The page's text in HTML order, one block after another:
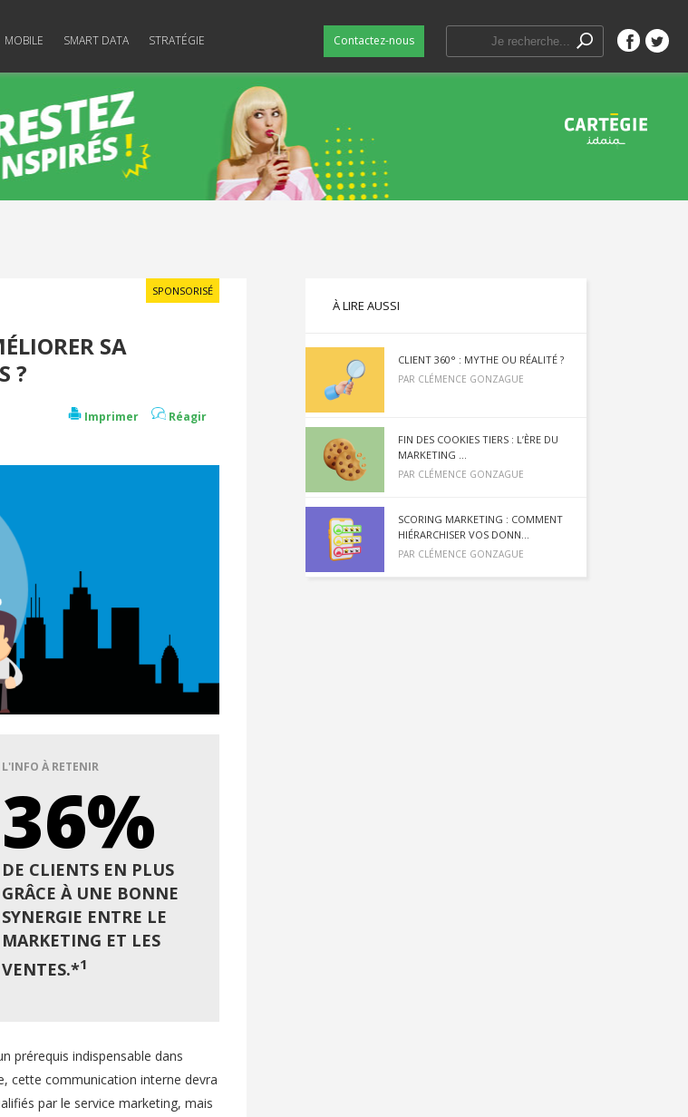
MOBILE SMART DATA STRATÉGIE
Facebook
Contactez-nous
SPONSORISÉ
SA
?
Réagir
Imprimer
L'INFO À RETENIR
36%
DE CLIENTS EN PLUS
GRÂCE À UNE BONNE
SYNERGIE ENTRE LE
MARKETING ET LES
VENTES.*1
prérequis indispensable dans
cette communication interne devra
par le service marketing, mais
À LIRE AUSSI
CLIENT 360° : MYTHE OU RÉALITÉ ?
PAR CLÉMENCE GONZAGUE
FIN DES COOKIES TIERS : L’ÈRE DU
MARKETING ...
PAR CLÉMENCE GONZAGUE
SCORING MARKETING : COMMENT
HIÉRARCHISER VOS DONN...
PAR CLÉMENCE GONZAGUE